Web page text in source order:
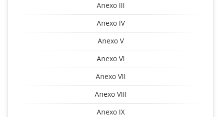
Anexo III
Anexo IV
Anexo V
Anexo VI
Anexo VII
Anexo VIII
Anexo IX